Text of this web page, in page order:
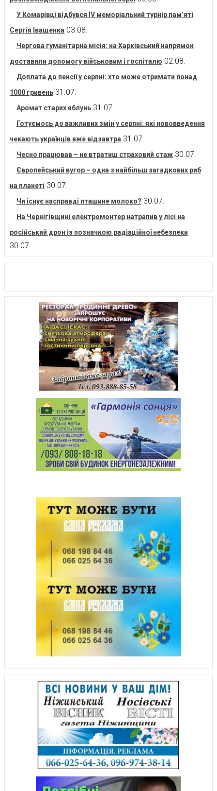
У Комарівці відбувся IV меморіальний турнір пам’яті
Сергія Іващенка 03.08.
Чергова гуманітарна місія: на Харківський напрямок
доставили допомогу військовим і госпіталю 02.08.
Доплата до пенсії у серпні: хто може отримати понад
1000 гривень 31.07.
Аромат старих яблунь 31.07.
Готуємось до важливих змін у серпні: які нововведення
чекають українців вже відзавтра 31.07.
Чесно працював – не втратиш страховий стаж 30.07.
Європейський вугор – одна з найбільш загадкових риб
на планеті 30.07.
Чи існує насправді пташине молоко? 30.07.
На Чернігівщині електромонтер натрапив у лісі на
російський дрон із позначкою радіаційної небезпеки
30.07.